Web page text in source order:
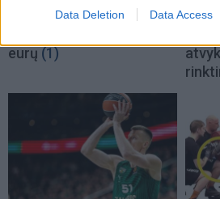
Data Deletion Data Access
Krepšinio čempionato
eurų(1)